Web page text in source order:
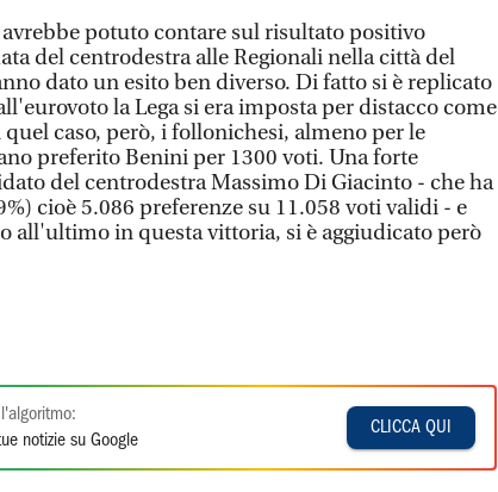
potuto contare sul risultato positivo
del centrodestra alle Regionali nella città del
dato un esito ben diverso. Di fatto si è replicato
la Lega si era imposta per distacco come
caso, però, i follonichesi, almeno per le
preferito Benini per 1300 voti. Una forte
del centrodestra Massimo Di Giacinto - che ha
cioè 5.086 preferenze su 11.058 voti validi - e
all'ultimo in questa vittoria, si è aggiudicato però
notizie su Google
CLICCA QUI